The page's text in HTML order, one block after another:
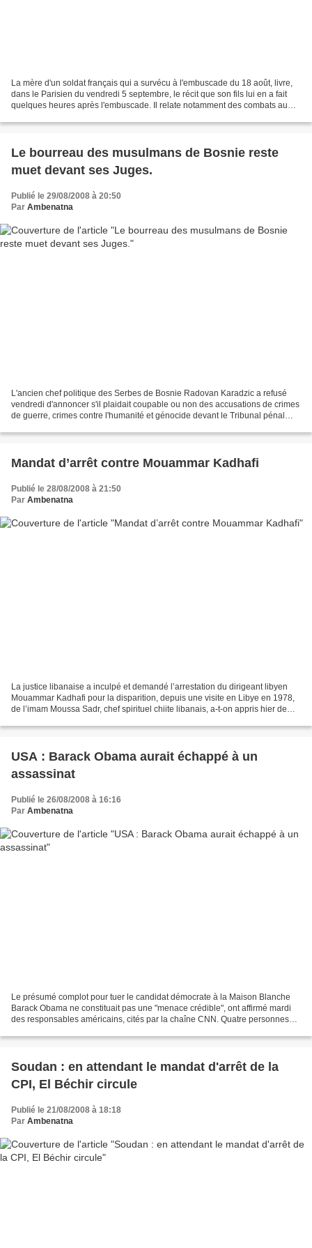
La mère d'un soldat français qui a survécu à l'embuscade du 18 août, livre,
dans le Parisien du vendredi 5 septembre, le récit que son fils lui en a fait
quelques heures après l'embuscade. Il relate notamment des combats au
Le bourreau des musulmans de Bosnie reste
muet devant ses Juges.
Publié le 29/08/2008 à 20:50
Par Ambenatna
L'ancien chef politique des Serbes de Bosnie Radovan Karadzic a refusé
vendredi d'annoncer s'il plaidait coupable ou non des accusations de crimes
de guerre, crimes contre l'humanité et génocide devant le Tribunal pénal
Mandat d’arrêt contre Mouammar Kadhafi
Publié le 28/08/2008 à 21:50
Par Ambenatna
La justice libanaise a inculpé et demandé l’arrestation du dirigeant libyen
Mouammar Kadhafi pour la disparition, depuis une visite en Libye en 1978,
de l’imam Moussa Sadr, chef spirituel chiite libanais, a-t-on appris hier de
USA : Barack Obama aurait échappé à un
assassinat
Publié le 26/08/2008 à 16:16
Par Ambenatna
Le présumé complot pour tuer le candidat démocrate à la Maison Blanche
Barack Obama ne constituait pas une "menace crédible", ont affirmé mardi
des responsables américains, cités par la chaîne CNN. Quatre personnes
Soudan : en attendant le mandat d'arrêt de la
CPI, El Béchir circule
Publié le 21/08/2008 à 18:18
Par Ambenatna